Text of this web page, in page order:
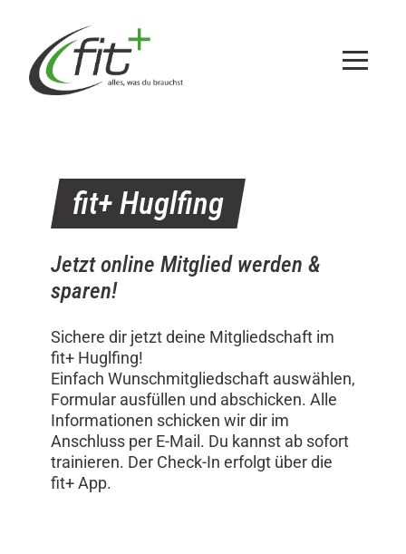
springen
fit+Huglfing
Jetzt online Mitglied werden &
sparen!
Sichere dir jetzt deine Mitgliedschaft im
fit+ Huglfing!
Einfach Wunschmitgliedschaft auswählen,
Formular ausfüllen und abschicken. Alle
Informationen schicken wir dir im
Anschluss per E-Mail. Du kannst ab sofort
trainieren. Der Check-In erfolgt über die
fit+ App.